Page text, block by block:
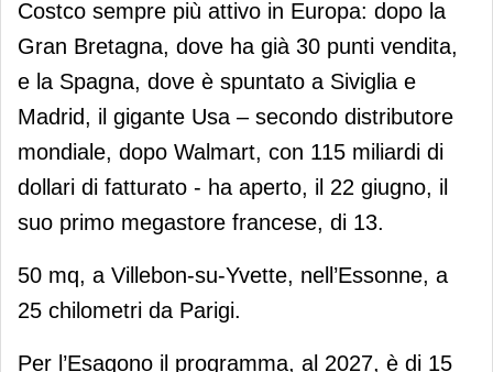
chilometri da Parigi e programma 15
aperture
Costco sempre più attivo in Europa: dopo la
Gran Bretagna, dove ha già 30 punti vendita,
e la Spagna, dove è spuntato a Siviglia e
Madrid, il gigante Usa – secondo distributore
mondiale, dopo Walmart, con 115 miliardi di
dollari di fatturato - ha aperto, il 22 giugno, il
suo primo megastore francese, di 13.
50 mq, a Villebon-su-Yvette, nell’Essonne, a
25 chilometri da Parigi.
Per l’Esagono il programma, al 2027, è di 15